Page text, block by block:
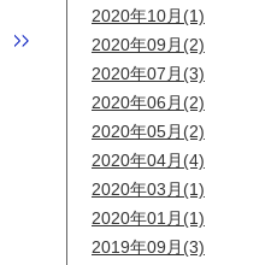
2020年10月(1)
2020年09月(2)
2020年07月(3)
2020年06月(2)
2020年05月(2)
2020年04月(4)
2020年03月(1)
2020年01月(1)
2019年09月(3)